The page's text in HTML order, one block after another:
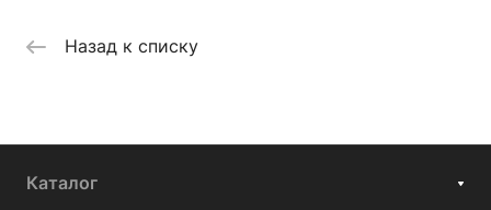
Назад к списку
Каталог